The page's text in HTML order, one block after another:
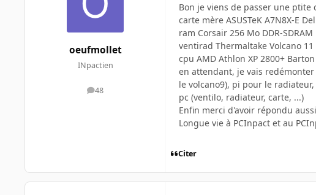
oeufmollet
INpactien
48
messages
Bon je viens de passer une ptite
carte mère ASUSTeK A7N8X-E
ram Corsair 256 Mo DDR-SDRAM
ventirad Thermaltake Volcano 11
cpu AMD Athlon XP 2800+ Barton
en attendant, je vais
le volcano9), pi pour le
pc (ventilo, radiateur, carte, ...)
Enfin merci d'avoir répondu
Longue vie à PCInpact et au
Citer